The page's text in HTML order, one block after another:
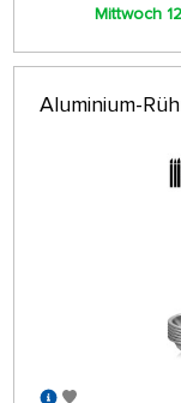
Mittwoch
Aluminium-